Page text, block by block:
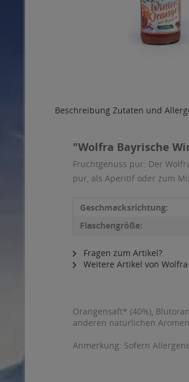
Beschreibung Zutaten und
"Wolfra Bayrische
Fruchtgenuss pur: Der
pur, als Aperitif oder zum
Geschmacksrichtung:
Flaschengröße:
Fragen zum Artikel?
Weitere Artikel von Wolfra
Orangensaft* (40%),
anderen natürlichen
Anmerkung: Sofern